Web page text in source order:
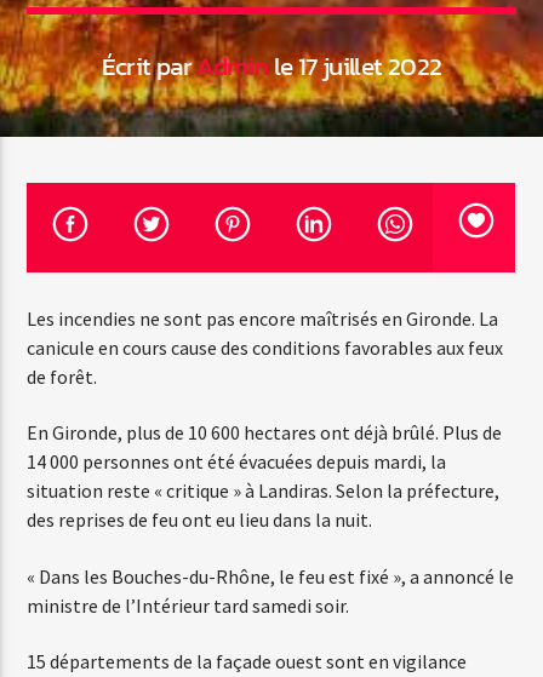
En ce moment
Titre
Artiste
Emission en cours
Web-Radio-Années 100% 80s
07:00 22:00
Web-Radio-Sicily
Écrit parAdminle 17 juillet 2022
Les incendies ne sont pas encore maîtrisés en Gironde. La
canicule en cours cause des conditions favorables aux feux
de forêt.
En Gironde, plus de 10 600 hectares ont déjà brûlé. Plus de
14 000 personnes ont été évacuées depuis mardi, la
situation reste « critique » à Landiras. Selon la préfecture,
des reprises de feu ont eu lieu dans la nuit.
« Dans les Bouches-du-Rhône, le feu est fixé », a annoncé le
ministre de l’Intérieur tard samedi soir.
15 départements de la façade ouest sont en vigilance